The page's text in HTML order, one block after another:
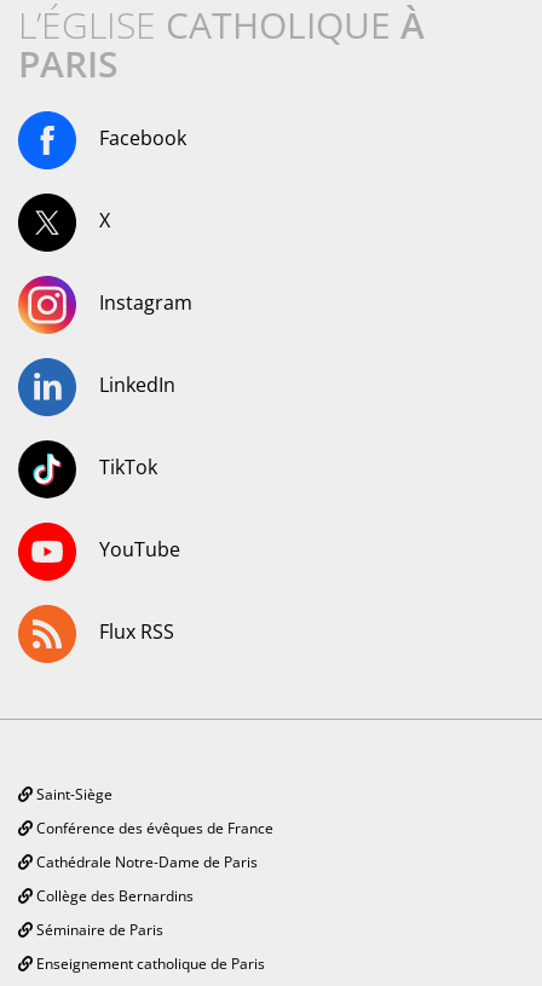
L’ÉGLISE CATHOLIQUE À
PARIS
Facebook
X
Instagram
LinkedIn
TikTok
YouTube
Flux RSS
Saint-Siège
Conférence des évêques de France
Cathédrale Notre-Dame de Paris
Collège des Bernardins
Séminaire de Paris
Enseignement catholique de Paris